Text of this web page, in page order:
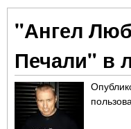
"Ангел
Печали" в